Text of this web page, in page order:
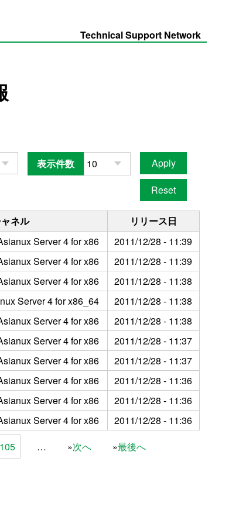
Technical Support Network
表示件数
ネル
リリース日
Server 4 for x86
2011/12/28 - 11:39
Server 4 for x86
2011/12/28 - 11:39
Server 4 for x86
2011/12/28 - 11:38
Server 4 for x86_64
2011/12/28 - 11:38
Server 4 for x86
2011/12/28 - 11:38
Server 4 for x86
2011/12/28 - 11:37
Server 4 for x86
2011/12/28 - 11:37
Server 4 for x86
2011/12/28 - 11:36
Server 4 for x86
2011/12/28 - 11:36
Server 4 for x86 2011/12/28 - 11:36
… 次へ 最後へ